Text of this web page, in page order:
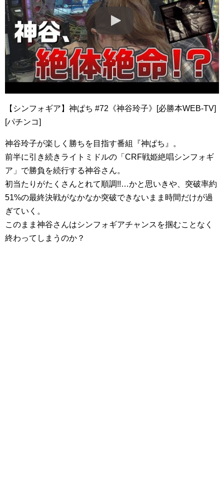
【シンフォギア】神ぱち #72《神谷玲子》[必勝本WEB-TV]
[パチンコ]
神谷玲子が楽しく勝ちを目指す番組『神ぱち』。
前半に引き続きライトミドルの「CRF戦姫絶唱シンフォギ
ア」で勝負を続行する神谷さん。
初当たりがたくさんとれて順調!!…かと思いきや、突破率約
51%の最終決戦がなかなか突破できないまま時間だけが過
ぎていく。
このまま神谷さんはシンフォギアチャンスを掴むことなく
終わってしまうのか？